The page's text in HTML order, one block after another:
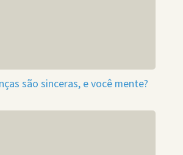
são sinceras, e você mente?